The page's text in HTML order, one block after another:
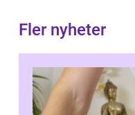
Fler nyheter